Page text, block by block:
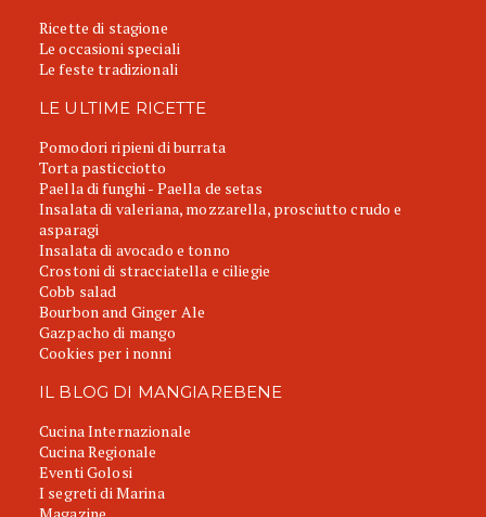
Ricette di stagione
Le occasioni speciali
Le feste tradizionali
LE ULTIME RICETTE
Pomodori ripieni di burrata
Torta pasticciotto
Paella di funghi - Paella de setas
Insalata di valeriana, mozzarella, prosciutto crudo e
asparagi
Insalata di avocado e tonno
Crostoni di stracciatella e ciliegie
Cobb salad
Bourbon and Ginger Ale
Gazpacho di mango
Cookies per i nonni
IL BLOG DI MANGIAREBENE
Cucina Internazionale
Cucina Regionale
Eventi Golosi
I segreti di Marina